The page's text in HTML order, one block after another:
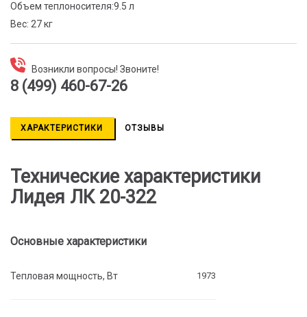
Объем теплоносителя:9.5 л
Вес: 27 кг
Возникли вопросы! Звоните!
8 (499) 460-67-26
ХАРАКТЕРИСТИКИ ОТЗЫВЫ
Технические характеристики
Лидея ЛК 20-322
Основные характеристики
Тепловая мощность, Вт 1973